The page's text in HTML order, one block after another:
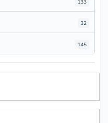
133
32
145